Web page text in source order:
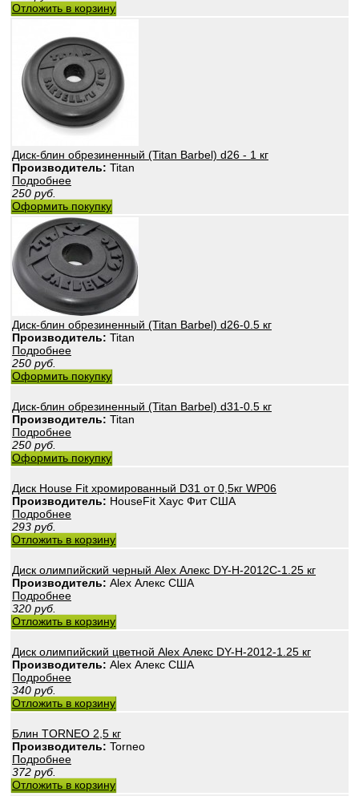
Отложить в корзину
Диск-блин обрезиненный (Titan Barbel) d26 - 1 кг
Производитель: Titan
Подробнее
250 руб.
Оформить покупку
Диск-блин обрезиненный (Titan Barbel) d26-0.5 кг
Производитель: Titan
Подробнее
250 руб.
Оформить покупку
Диск-блин обрезиненный (Titan Barbel) d31-0.5 кг
Производитель: Titan
Подробнее
250 руб.
Оформить покупку
Диск House Fit хромированный D31 от 0,5кг WP06
Производитель: HouseFit Хаус Фит США
Подробнее
293 руб.
Отложить в корзину
Диск олимпийский черный Alex Алекс DY-H-2012C-1.25 кг
Производитель: Alex Алекс США
Подробнее
320 руб.
Отложить в корзину
Диск олимпийский цветной Alex Алекс DY-H-2012-1.25 кг
Производитель: Alex Алекс США
Подробнее
340 руб.
Отложить в корзину
Блин TORNEO 2,5 кг
Производитель: Torneo
Подробнее
372 руб.
Отложить в корзину